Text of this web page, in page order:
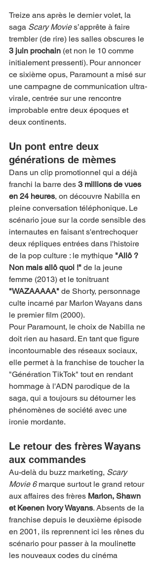
Treize ans après le dernier volet, la
saga Scary Movie s’apprête à faire
trembler (de rire) les salles obscures le
3 juin prochain (et non le 10 comme
initialement pressenti). Pour annoncer
ce sixième opus, Paramount a misé sur
une campagne de communication ultra-
virale, centrée sur une rencontre
improbable entre deux époques et
deux continents.
Un pont entre deux
générations de mèmes
Dans un clip promotionnel qui a déjà
franchi la barre des 3 millions de vues
en 24 heures, on découvre Nabilla en
pleine conversation téléphonique. Le
scénario joue sur la corde sensible des
internautes en faisant s'entrechoquer
deux répliques entrées dans l'histoire
de la pop culture : le mythique "Allô ?
Non mais allô quoi !" de la jeune
femme (2013) et le tonitruant
"WAZAAAAA" de Shorty, personnage
culte incarné par Marlon Wayans dans
le premier film (2000).
Pour Paramount, le choix de Nabilla ne
doit rien au hasard. En tant que figure
incontournable des réseaux sociaux,
elle permet à la franchise de toucher la
"Génération TikTok" tout en rendant
hommage à l'ADN parodique de la
saga, qui a toujours su détourner les
phénomènes de société avec une
ironie mordante.
Le retour des frères Wayans
aux commandes
Au-delà du buzz marketing, Scary
Movie 6 marque surtout le grand retour
aux affaires des frères Marlon, Shawn
et Keenen Ivory Wayans. Absents de la
franchise depuis le deuxième épisode
en 2001, ils reprennent ici les rênes du
scénario pour passer à la moulinette
les nouveaux codes du cinéma